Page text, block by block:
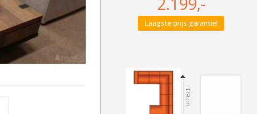
Laagste prijs garantie!
339 cm